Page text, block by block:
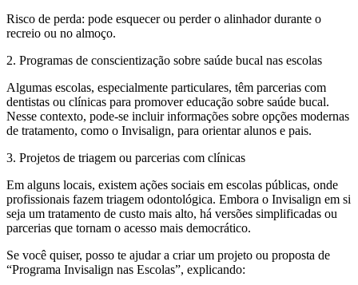
Risco de perda: pode esquecer ou perder o alinhador durante o
recreio ou no almoço.
2. Programas de conscientização sobre saúde bucal nas escolas
Algumas escolas, especialmente particulares, têm parcerias com
dentistas ou clínicas para promover educação sobre saúde bucal.
Nesse contexto, pode-se incluir informações sobre opções modernas
de tratamento, como o Invisalign, para orientar alunos e pais.
3. Projetos de triagem ou parcerias com clínicas
Em alguns locais, existem ações sociais em escolas públicas, onde
profissionais fazem triagem odontológica. Embora o Invisalign em si
seja um tratamento de custo mais alto, há versões simplificadas ou
parcerias que tornam o acesso mais democrático.
Se você quiser, posso te ajudar a criar um projeto ou proposta de
“Programa Invisalign nas Escolas”, explicando: